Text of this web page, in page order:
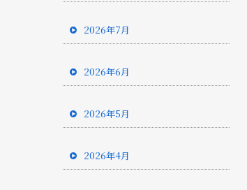
2026年7月
2026年6月
2026年5月
2026年4月